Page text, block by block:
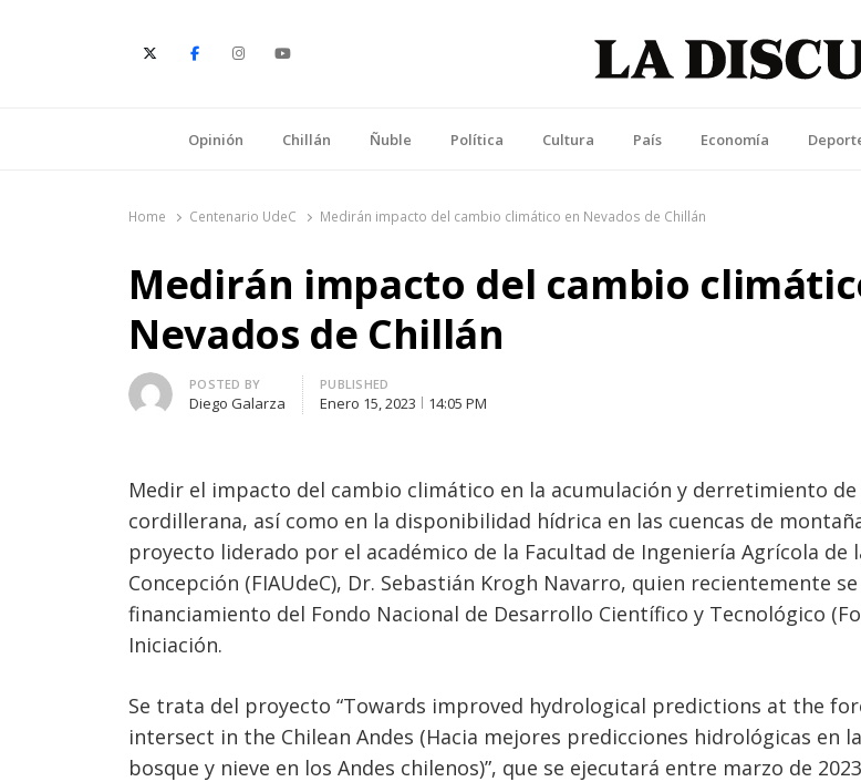
Opinión Chillán Ñuble Política Cultura País Economía
Home Centenario UdeC Medirán impacto del cambio climático en Nevados de Chillán
Medirán impacto del cambio
Nevados de Chillán
Author
POSTED BY
Diego Galarza
PUBLISHED
Enero 15, 2023 14:05 PM
Medir el impacto del cambio climático en la acumulación y derretimiento de
cordillerana, así como en la disponibilidad hídrica en las cuencas de
proyecto liderado por el académico de la Facultad de Ingeniería Agrícola de
Concepción (FIAUdeC), Dr. Sebastián Krogh Navarro, quien recientemente
financiamiento del Fondo Nacional de Desarrollo Científico y Tecnológico
Iniciación.
Se trata del proyecto “Towards improved hydrological predictions at the
intersect in the Chilean Andes (Hacia mejores predicciones hidrológicas en
bosque y nieve en los Andes chilenos)”, que se ejecutará entre marzo de